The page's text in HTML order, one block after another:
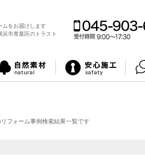
ムをお届けします
市青葉区のトラスト
フォーム事例検索結果一覧です